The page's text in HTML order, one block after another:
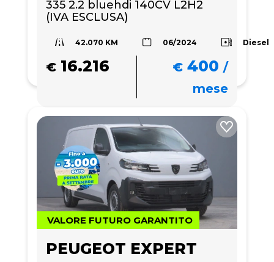
335 2.2 bluehdi 140CV L2H2
(IVA ESCLUSA)
42.070 KM 06/2024 Diesel
€ 16.216 € 400 /
mese
VALORE FUTURO GARANTITO
PEUGEOT EXPERT